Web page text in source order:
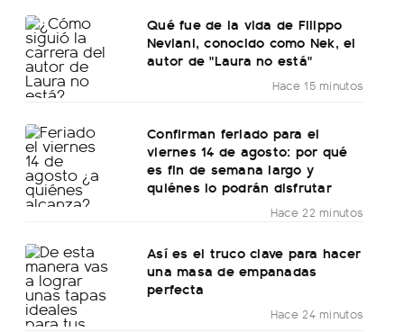
Qué fue de la vida de Filippo
Neviani, conocido como Nek, el
autor de "Laura no está"
Hace 15 minutos
Confirman feriado para el
viernes 14 de agosto: por qué
es fin de semana largo y
quiénes lo podrán disfrutar
Hace 22 minutos
Así es el truco clave para hacer
una masa de empanadas
perfecta
Hace 24 minutos